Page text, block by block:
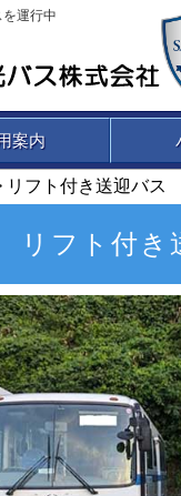
運行中
案内
リフト付き送迎バス
リフト付き